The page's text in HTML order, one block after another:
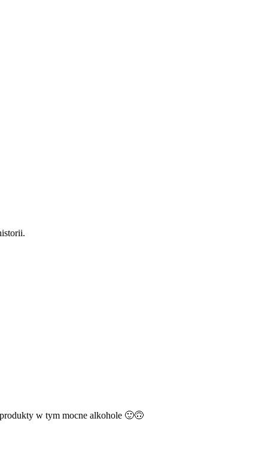
w tym mocne alkohole 🙂🙃